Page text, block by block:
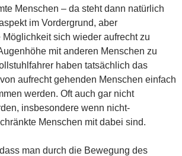
Menschen – da steht dann natürlich
im Vordergrund, aber
sich wieder aufrecht zu
mit anderen Menschen zu
haben tatsächlich das
aufrecht gehenden Menschen einfach
werden. Oft auch gar nicht
insbesondere wenn nicht-
Menschen mit dabei sind.
man durch die Bewegung des